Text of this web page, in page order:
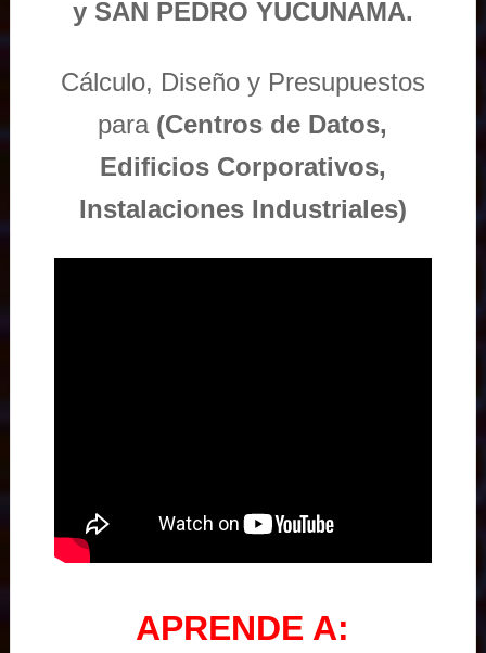
y SAN PEDRO YUCUNAMA.
Cálculo, Diseño y Presupuestos
para (Centros de Datos,
Edificios Corporativos,
Instalaciones Industriales)
APRENDE A: